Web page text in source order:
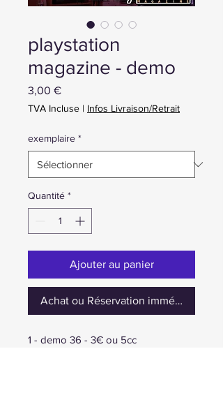
playstation
magazine - demo
3,00 €Prix
TVA Incluse | Infos Livraison/Retrait
exemplaire *
Quantité *
Ajouter au panier
Achat ou Réservation immédiate
1 - demo 36 - 3€ ou 5cc